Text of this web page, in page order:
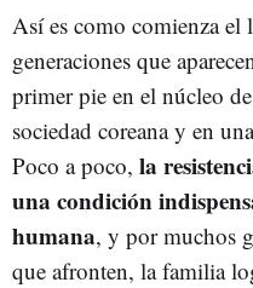
Así es como comienza el
generaciones que
primer pie en el núcleo
sociedad coreana y en
Poco a poco, la
una condición
humana, y por muchos
que afronten, la familia